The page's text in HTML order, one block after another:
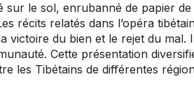
le sol, enrubanné de papier
récits relatés dans l’opéra
victoire du bien et le rejet du
Cette présentation
les Tibétains de différentes